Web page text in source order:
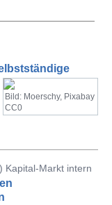
Bild: Moerschy, Pixabay
CC0
Kapital-Markt intern